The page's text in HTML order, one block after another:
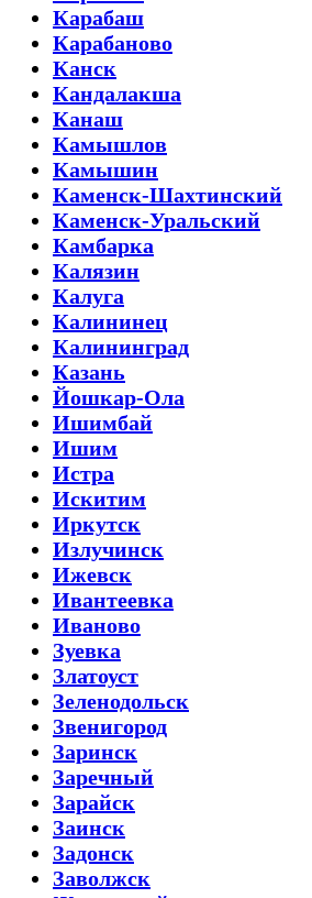
Карабаш
Карабаново
Канск
Кандалакша
Канаш
Камышлов
Камышин
Каменск-Шахтинский
Каменск-Уральский
Камбарка
Калязин
Калуга
Калининец
Калининград
Казань
Йошкар-Ола
Ишимбай
Ишим
Истра
Искитим
Иркутск
Излучинск
Ижевск
Ивантеевка
Иваново
Зуевка
Златоуст
Зеленодольск
Звенигород
Заринск
Заречный
Зарайск
Заинск
Задонск
Заволжск